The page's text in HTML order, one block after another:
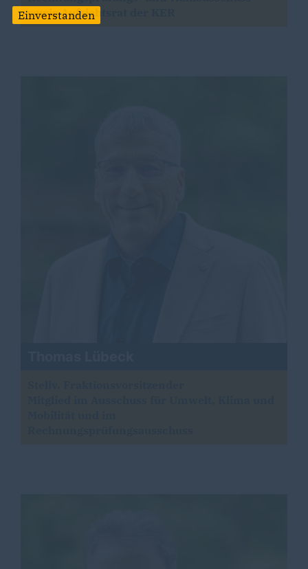
sowie Aufsichtsrat der KER
Einverstanden